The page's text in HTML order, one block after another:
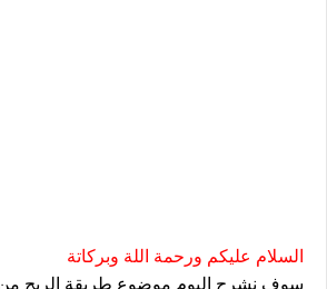
السلام عليكم ورحمة اللة وبركاتة
سوف نشرح اليوم موضوع طريقة الربح